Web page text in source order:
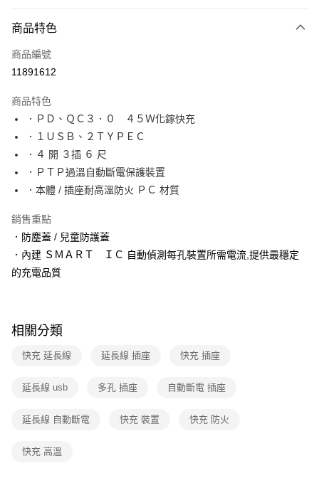
全家線上支付
運送方式
本島宅配-活動商品
免運費
離島宅配-常溫商品
免運費
商品特色
商品編號
11891612
商品特色
．ＰＤ、ＱＣ３．０ ４５Ｗ化鎵快充
．１ＵＳＢ、２ＴＹＰＥＣ
．４ 開 ３插 ６ 尺
．ＰＴＰ過溫自動斷電保護裝置
．本體 / 插座耐高溫防火 ＰＣ 材質
銷售重點
．防塵蓋 / 兒童防護蓋
．內建 ＳＭＡＲＴ ＩＣ 自動偵測每孔裝置所需電流,提供最穩定
的充電品質
相關分類
快充 延長線 延長線 插座 快充 插座
延長線 usb 多孔 插座 自動斷電 插座
延長線 自動斷電 快充 裝置 快充 防火
快充 高溫